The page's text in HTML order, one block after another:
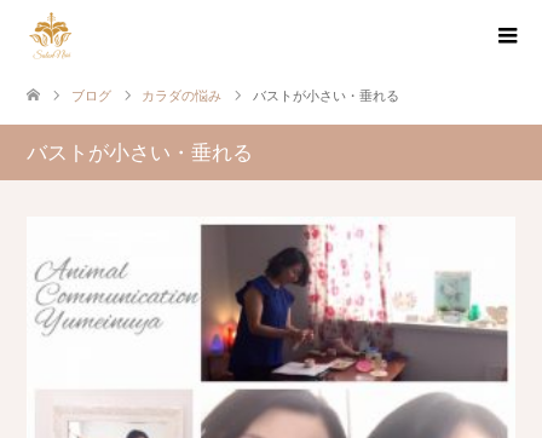
ブログ カラダの悩み バストが小さい・垂れる
バストが小さい・垂れる